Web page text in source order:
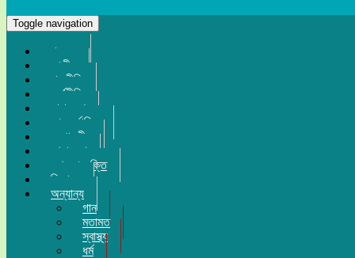
Toggle navigation
প্রচ্ছদ
জাতীয়
রাজনীতি
অর্থনীতি
সারা দেশ
আন্তর্জাতিক
সম্পাদকীয়
খেলা-ধুলা
তথ্য-প্রযুক্তি
বিনোদন
অন্যান্য
গান
মতামত
স্বাস্থ্য
ধর্ম